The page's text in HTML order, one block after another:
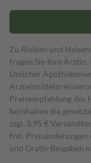
Zu Risiken und
fragen Sie Ihre
Üblicher
Preisempfehlung des
beinhalten die
zzgl. 3,95 €
frei.
und Gratis-Beigaben